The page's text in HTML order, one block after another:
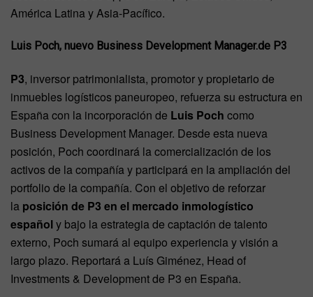
América Latina y Asia-Pacífico.
Luis Poch, nuevo Business Development Manager.de P3
P3, inversor patrimonialista, promotor y propietario de
inmuebles logísticos paneuropeo, refuerza su estructura en
España con la incorporación de Luis Poch como
Business Development Manager. Desde esta nueva
posición, Poch coordinará la comercialización de los
activos de la compañía y participará en la ampliación del
portfolio de la compañía. Con el objetivo de reforzar
la posición de P3 en el mercado inmologístico
españoly bajo la estrategia de captación de talento
externo, Poch sumará al equipo experiencia y visión a
largo plazo. Reportará a Luís Giménez, Head of
Investments & Development de P3 en España.